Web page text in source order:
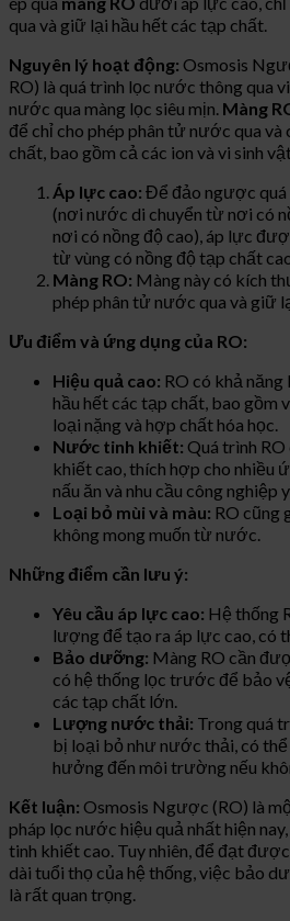
qua và giữ lại hầu hết các tạp chất.
Nguyên lý hoạt động: Osmosis
RO) là quá trình lọc nước thông qua
nước qua màng lọc siêu mịn. Màng
để chỉ cho phép phân tử nước qua
chất, bao gồm cả các ion và vi sinh
Áp lực cao: Để đảo ngược quá
(nơi nước di chuyển từ nơi có
nơi có nồng độ cao), áp lực
từ vùng có nồng độ tạp chất
Màng RO: Màng này có kích
phép phân tử nước qua và giữ
Ưu điểm và ứng dụng của RO:
Hiệu quả cao: RO có khả
hầu hết các tạp chất, bao gồm
loại nặng và hợp chất hóa học.
Nước tinh khiết: Quá trình
khiết cao, thích hợp cho nhiều
nấu ăn và nhu cầu công nghiệp
Loại bỏ mùi và màu: RO cũng
không mong muốn từ nước.
Những điểm cần lưu ý:
Yêu cầu áp lực cao: Hệ thống
lượng để tạo ra áp lực cao, có
Bảo dưỡng: Màng RO cần
có hệ thống lọc trước để bảo
các tạp chất lớn.
Lượng nước thải: Trong quá
bị loại bỏ như nước thải, có thể
hưởng đến môi trường nếu
Kết luận: Osmosis Ngược (RO) là
pháp lọc nước hiệu quả nhất hiện
tinh khiết cao. Tuy nhiên, để đạt
dài tuổi thọ của hệ thống, việc bảo
là rất quan trọng.